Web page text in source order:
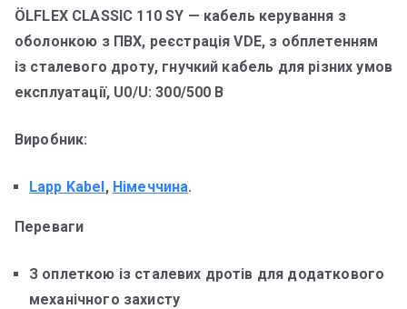
ÖLFLEX CLASSIC 110 SY — кабель керування з
оболонкою з ПВХ, реєстрація VDE, з обплетенням
із сталевого дроту, гнучкий кабель для різних умов
експлуатації, U0/U: 300/500 В
Виробник:
Lapp Kabel, Німеччина.
Переваги
З оплеткою із сталевих дротів для додаткового
механічного захисту